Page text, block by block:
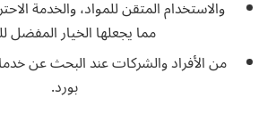
والاستخدام المتقن للمواد، والخدمة
مما يجعلها الخيار المفضل
من الأفراد والشركات عند البحث عن
بورد.